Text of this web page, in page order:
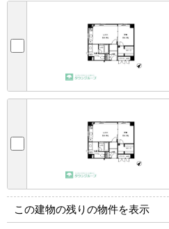
この建物の残りの物件を表示